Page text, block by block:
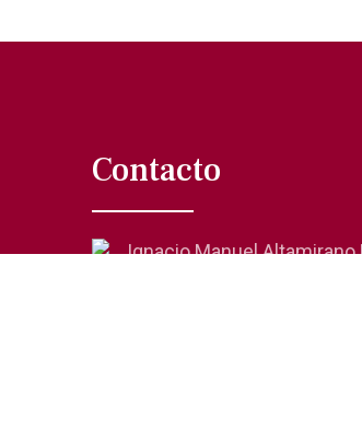
Contacto
Ignacio Manuel Altamirano